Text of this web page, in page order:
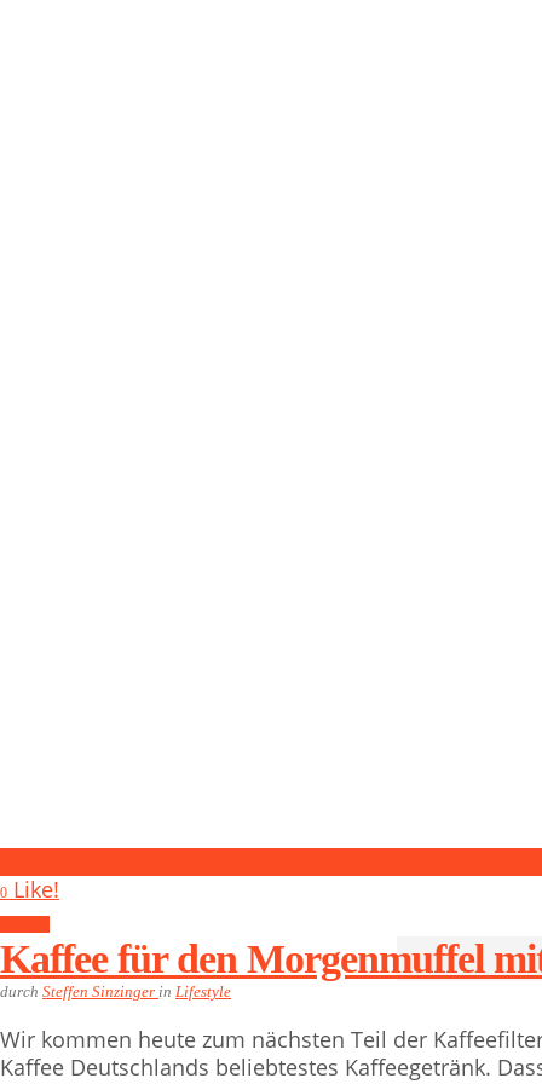
0 Like!
Kaffee für den Morgenmuffel
durch Steffen Sinzinger in Lifestyle
Wir kommen heute zum nächsten Teil der
Kaffee Deutschlands beliebtestes Kaffeegetränk.